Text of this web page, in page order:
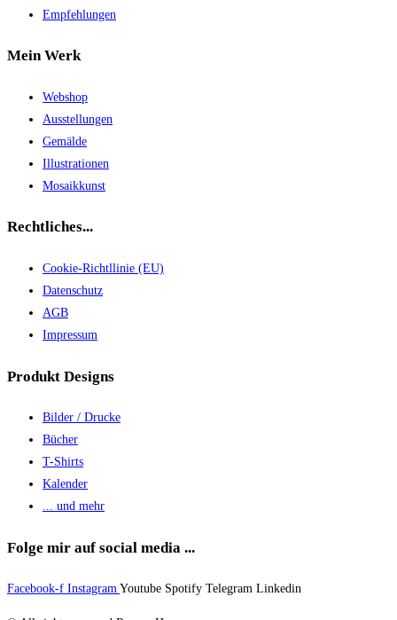
Empfehlungen
Mein Werk
Webshop
Ausstellungen
Gemälde
Illustrationen
Mosaikkunst
Rechtliches...
Cookie-Richtllinie (EU)
Datenschutz
AGB
Impressum
Produkt Designs
Bilder / Drucke
Bücher
T-Shirts
Kalender
... und mehr
Folge mir auf social media ...
Facebook-f Instagram Youtube Spotify Telegram Linkedin